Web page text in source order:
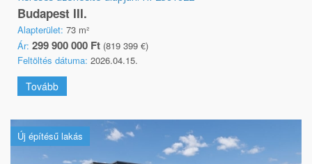
Budapest III.
Alapterület: 73 m²
Ár: 299 900 000 Ft (819 399 €)
Feltöltés dátuma: 2026.04.15.
Tovább
Új építésű lakás